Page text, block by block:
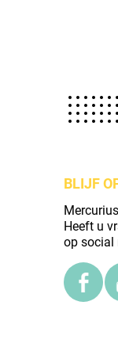
BLIJF
Heeft u
op social